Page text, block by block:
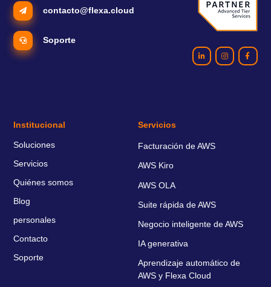
contacto@flexa.cloud
Soporte
Institucional
Soluciones
Servicios
Quiénes somos
Blog
personales
Contacto
Soporte
Servicios
Facturación de AWS
AWS Kiro
AWS OLA
Suite rápida de AWS
Negocio inteligente de AWS
IA generativa
Aprendizaje automático de
AWS y Flexa Cloud